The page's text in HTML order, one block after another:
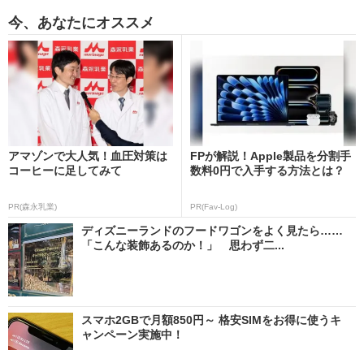
今、あなたにオススメ
アマゾンで大人気！血圧対策は
コーヒーに足してみて
PR(森永乳業)
FPが解説！Apple製品を分割手
数料0円で入手する方法とは？
PR(Fav-Log)
ディズニーランドのフードワゴンをよく見たら……
「こんな装飾あるのか！」 思わず二...
スマホ2GBで月額850円～ 格安SIMをお得に使うキ
ャンペーン実施中！